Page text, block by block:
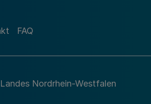
Gesetz über die
FAQ
Nordrhein-Westfalen